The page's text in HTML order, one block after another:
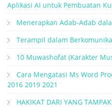
Aplikasi AI untuk Pembuatan
Menerapkan Adab-Adab
Terampil dalam
10 Muwashofat (Karakter
Cara Mengatasi Ms Word
2016 2019 2021
HAKIKAT DARI YANG TAMPAK